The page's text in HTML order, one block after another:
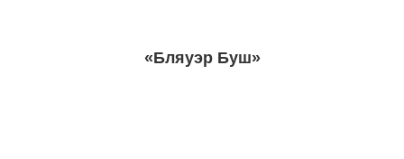
«Бляуэр Буш»